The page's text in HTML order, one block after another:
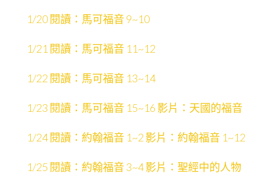
1/20 閱讀：馬可福音 9~10
1/21 閱讀：馬可福音 11~12
1/22 閱讀：馬可福音 13~14
1/23 閱讀：馬可福音 15~16 影片：天國的福音
1/24 閱讀：約翰福音 1~2 影片：約翰福音 1~12
1/25 閱讀：約翰福音 3~4 影片：聖經中的人物